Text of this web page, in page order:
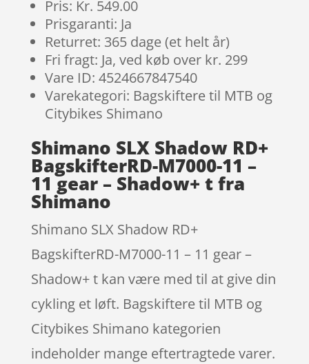
Pris: Kr. 549.00
Prisgaranti: Ja
Returret: 365 dage (et helt år)
Fri fragt: Ja, ved køb over kr. 299
Vare ID: 4524667847540
Varekategori: Bagskiftere til MTB og
Citybikes Shimano
Shimano SLX Shadow RD+
BagskifterRD-M7000-11 –
11 gear – Shadow+ t fra
Shimano
Shimano SLX Shadow RD+
BagskifterRD-M7000-11 – 11 gear –
Shadow+ t kan være med til at give din
cykling et løft. Bagskiftere til MTB og
Citybikes Shimano kategorien
indeholder mange eftertragtede varer.